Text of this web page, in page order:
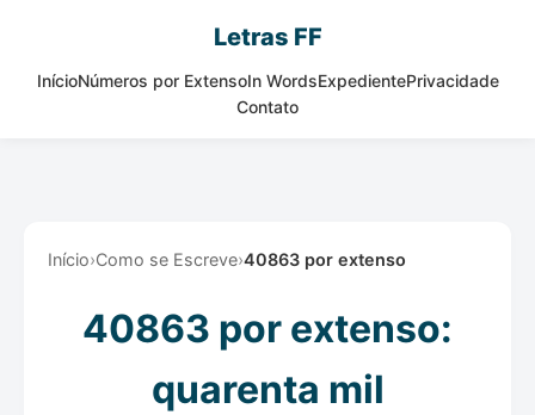
Letras FF
InícioNúmeros por ExtensoIn WordsExpedientePrivacidade
Contato
Início›Como se Escreve›40863 por extenso
40863 por extenso:
quarenta mil